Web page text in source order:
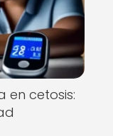
en cetosis: